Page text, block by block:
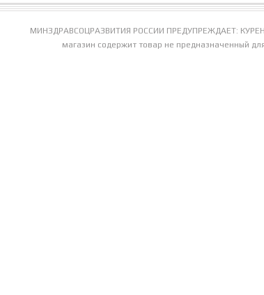
МИНЗДРАВСОЦРАЗВИТИЯ РОССИИ ПРЕДУПРЕЖДАЕТ:
магазин содержит товар не предназначенный